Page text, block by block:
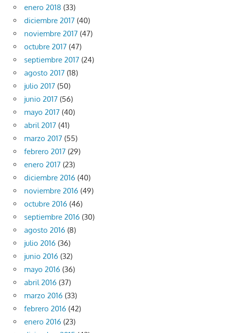
enero 2018 (33)
diciembre 2017 (40)
noviembre 2017 (47)
octubre 2017 (47)
septiembre 2017 (24)
agosto 2017 (18)
julio 2017 (50)
junio 2017 (56)
mayo 2017 (40)
abril 2017 (41)
marzo 2017 (55)
febrero 2017 (29)
enero 2017 (23)
diciembre 2016 (40)
noviembre 2016 (49)
octubre 2016 (46)
septiembre 2016 (30)
agosto 2016 (8)
julio 2016 (36)
junio 2016 (32)
mayo 2016 (36)
abril 2016 (37)
marzo 2016 (33)
febrero 2016 (42)
enero 2016 (23)